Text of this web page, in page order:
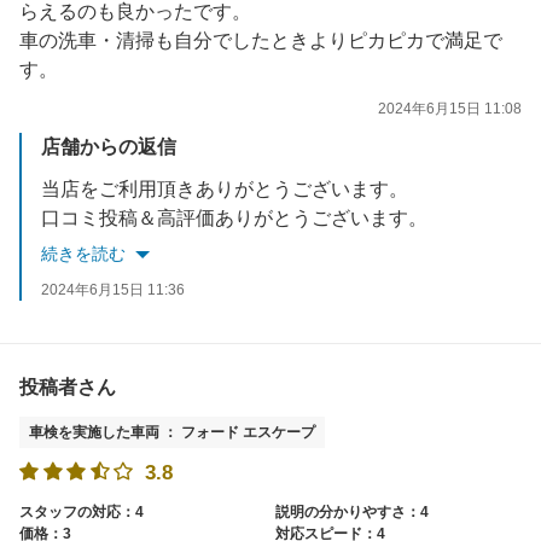
らえるのも良かったです。
車の洗車・清掃も自分でしたときよりピカピカで満足で
す。
2024年6月15日 11:08
店舗からの返信
当店をご利用頂きありがとうございます。
口コミ投稿＆高評価ありがとうございます。
今後も素敵なカーライフをお過ごし下さい('ω')
続きを読む
2024年6月15日 11:36
投稿者さん
車検を実施した車両 ： フォード エスケープ
3.8
スタッフの対応：4
説明の分かりやすさ：4
価格：3
対応スピード：4